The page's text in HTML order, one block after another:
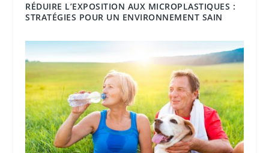
RÉDUIRE L’EXPOSITION AUX MICROPLASTIQUES :
STRATÉGIES POUR UN ENVIRONNEMENT SAIN